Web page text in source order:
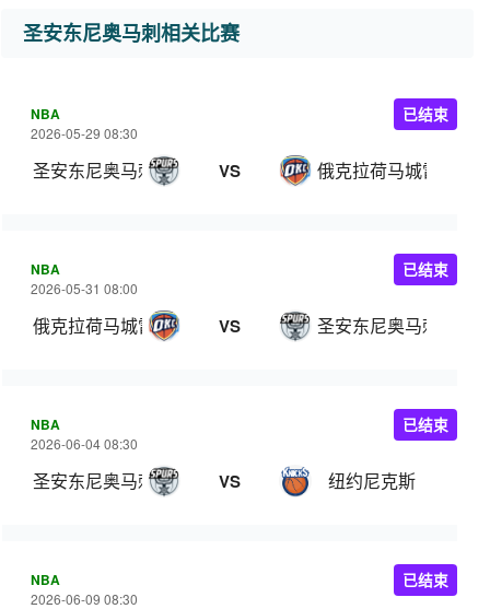
圣安东尼奥马刺相关比赛
NBA
2026-05-29 08:30
圣安东尼奥马刺 VS 俄克拉荷马城雷霆
已结束
NBA
2026-05-31 08:00
俄克拉荷马城雷霆 VS 圣安东尼奥马刺
已结束
NBA
2026-06-04 08:30
圣安东尼奥马刺 VS 纽约尼克斯
已结束
NBA
2026-06-09 08:30
已结束